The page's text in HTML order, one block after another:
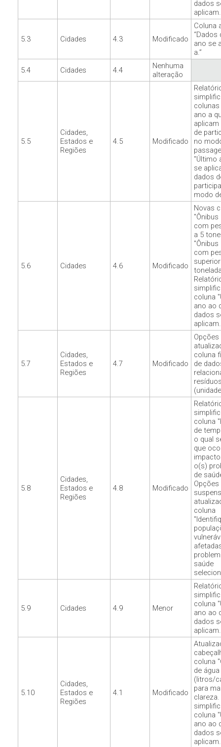
dados
5.3 Cidades 4.3 Modificado
Coluna
“Dados
ano se
a.”
5.4
Cidades 4.4
Nenhuma
alteração
5.5
Cidades,
Estados e
Regiões
4.5 Modificado
ano a
de
no
"Último
se
dados
modo
5.6 Cidades 4.6 Modificado
Novas
com
a 5
com
coluna
ano ao
dados
5.7
Cidades,
Estados e
Regiões
4.7 Modificado
Opções
coluna
de
5.8
Cidades,
Estados e
Regiões
4.8 Modificado
coluna
de
o qual
que
o(s)
de
Opções
coluna
saúde
5.9 Cidades 4.9 Menor
coluna
ano ao
dados
5.10
Cidades,
Estados e
Regiões
4.1 Modificado
coluna
de água
(litros/
para
coluna
ano ao
dados